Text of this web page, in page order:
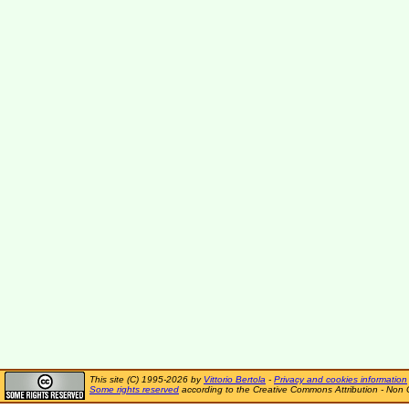
This site (C) 1995-2026 by Vittorio Bertola - Privacy and cookies information
Some rights reserved according to the Creative Commons Attribution - Non